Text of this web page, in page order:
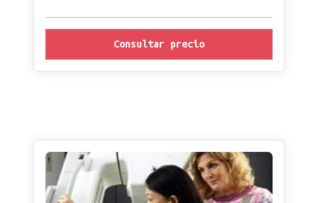
Consultar precio